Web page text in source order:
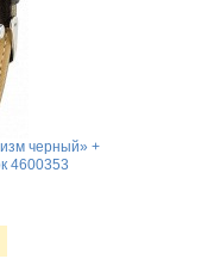
черный» +
4600353